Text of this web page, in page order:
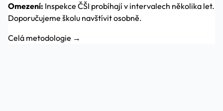
Omezení: Inspekce ČŠI probíhají v intervalech několika let.
Doporučujeme školu navštívit osobně.
Celá metodologie →